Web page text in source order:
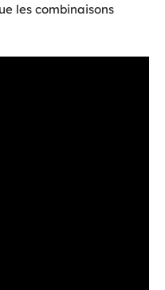
les combinaisons